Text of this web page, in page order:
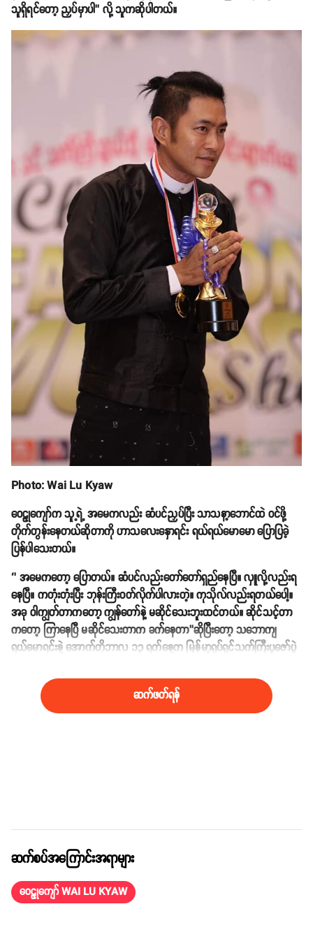
သူရှိရင်တော့ ညှပ်မှာပါ’’ လို့ သူကဆိုပါတယ်။
Photo: Wai Lu Kyaw
ဝေဠုကျော်က သူ့ရဲ့ အမေကလည်း ဆံပင်ညှပ်ပြီး သာသနာ့ဘောင်ထဲ ဝင်ဖို့
တိုက်တွန်းနေတယ်ဆိုတာကို ဟာသလေးနှောရင်း ရယ်ရယ်မောမော ပြောပြခဲ့
ပြန်ပါသေးတယ်။
‘’ အမေကတော့ ပြောတယ်။ ဆံပင်လည်းတော်တော်ရှည်နေပြီ။ လှူလို့လည်းရ
နေပြီ။ ကတုံးတုံးပြီး ဘုန်းကြီးဝတ်လိုက်ပါလားတဲ့။ ကုသိုလ်လည်းရတယ်ပေါ့။
အခု ဝါကျွတ်တာကတော့ ကျွန်တော်နဲ့ မဆိုင်သေးဘူးထင်တယ်။ ဆိုင်သင့်တာ
ကတော့ ကြာနေပြီ မဆိုင်သေးတာက ခက်နေတာ’’ဆိုပြီးတော့ သဘောကျ
ရယ်မောရင်းနဲ့ အောက်တိုဘာလ ၁၃ ရက်နေ့က မြန်မာ့ရုပ်ရှင်သက်ကြီးပူဇော်ပွဲ
ဆက်ဖတ်ရန်
ဆက်စပ်အကြောင်းအရာများ
ဝေဠုကျော် WAI LU KYAW